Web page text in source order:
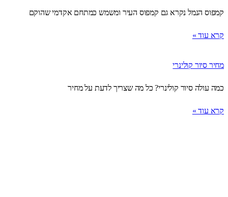
קמפוס הנמל נקרא גם קמפוס העיר ומשמש כמתחם אקדמי שהוקם
קרא עוד »
מחיר סיור קולינרי
כמה עולה סיור קולינרי? כל מה שצריך לדעת על מחיר
קרא עוד »